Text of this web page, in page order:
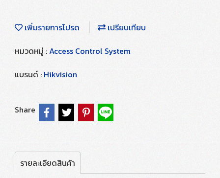
เพิ่มรายการโปรด
เปรียบเทียบ
หมวดหมู่ :Access Control System
แบรนด์ : Hikvision
Share
รายละเอียดสินค้า